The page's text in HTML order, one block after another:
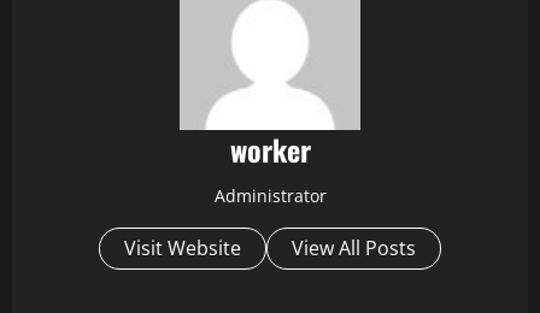
worker
Administrator
Visit Website View All Posts